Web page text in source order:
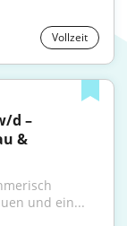
Vollzeit
d –
&
und ein...